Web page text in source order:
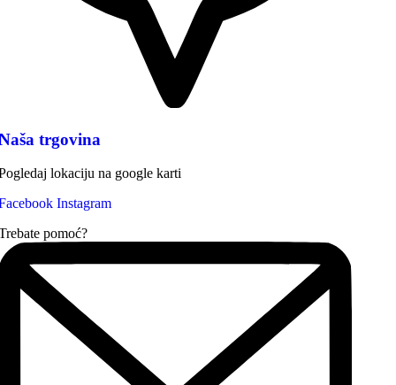
trgovina
lokaciju na google karti
Instagram
pomoć?